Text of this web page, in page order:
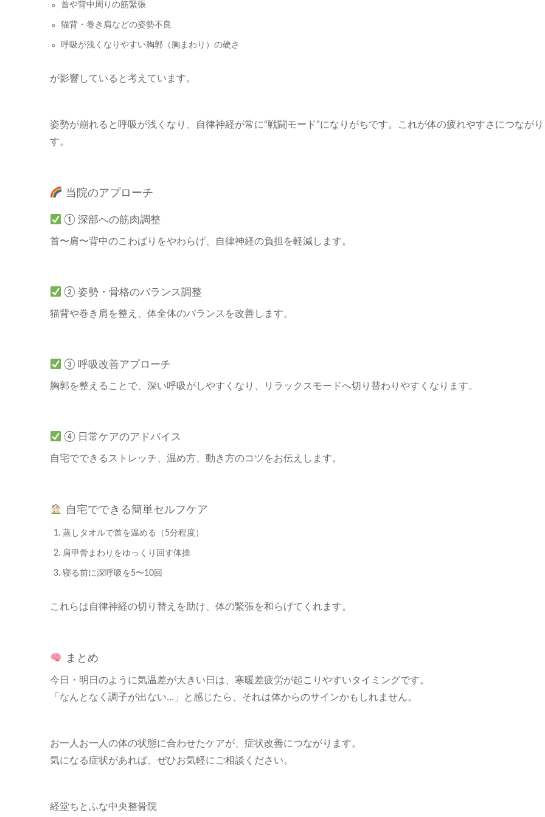
首や背中周りの筋緊張
猫背・巻き肩などの姿勢不良
呼吸が浅くなりやすい胸郭（胸まわり）の硬さ
が影響していると考えています。
姿勢が崩れると呼吸が浅くなり、自律神経が常に“戦闘モード”になりがちです。これが体の疲れやすさにつなが
す。
当院のアプローチ
① 深部への筋肉調整
首〜肩〜背中のこわばりをやわらげ、自律神経の負担を軽減します。
② 姿勢・骨格のバランス調整
猫背や巻き肩を整え、体全体のバランスを改善します。
③ 呼吸改善アプローチ
胸郭を整えることで、深い呼吸がしやすくなり、リラックスモードへ切り替わりやすくなります。
④ 日常ケアのアドバイス
自宅でできるストレッチ、温め方、動き方のコツをお伝えします。
自宅でできる簡単セルフケア
蒸しタオルで首を温める（5分程度）
肩甲骨まわりをゆっくり回す体操
寝る前に深呼吸を5〜10回
これらは自律神経の切り替えを助け、体の緊張を和らげてくれます。
まとめ
今日・明日のように気温差が大きい日は、寒暖差疲労が起こりやすいタイミングです。
「なんとなく調子が出ない…」と感じたら、それは体からのサインかもしれません。
お一人お一人の体の状態に合わせたケアが、症状改善につながります。
気になる症状があれば、ぜひお気軽にご相談ください。
経堂ちとふな中央整骨院